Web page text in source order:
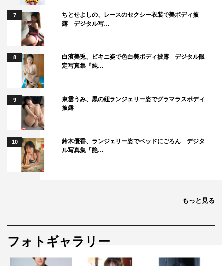
7
ちとせよしの、レースのセクシー衣装で美ボディ披
露 デジタル写…
8
白濱美兎、ビキニ姿で色白美ボディ披露 デジタル限
定写真集『純…
9
東雲うみ、黒の紐ランジェリー姿でグラマラスボディ
披露
10
鈴木優香、ランジェリー姿でベッドにごろん デジタ
ル写真集「艶…
もっと見る
フォトギャラリー